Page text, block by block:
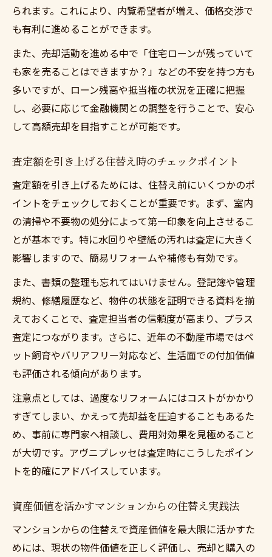
られます。これにより、内覧希望者が増え、価格交渉で
も有利に進めることができます。
また、売却活動を進める中で「住宅ローンが残っていて
も家を売ることはできますか？」などの不安を持つ方も
多いですが、ローン残高や抵当権の状況を正確に把握
し、必要に応じて金融機関との調整を行うことで、安心
して高額売却を目指すことが可能です。
査定額を引き上げる住替え時のチェックポイント
査定額を引き上げるためには、住替え前にいくつかのポ
イントをチェックしておくことが重要です。まず、室内
の清掃や不要物の処分によって第一印象を向上させるこ
とが基本です。特に水回りや壁紙の汚れは査定に大きく
影響しますので、簡易リフォームや補修も有効です。
また、書類の整理も忘れてはいけません。登記簿や管理
規約、修繕履歴など、物件の状態を証明できる資料を揃
えておくことで、査定担当者の信頼度が高まり、プラス
査定につながります。さらに、近年の不動産市場ではペ
ット飼育やバリアフリー対応など、生活面での付加価値
も評価される傾向があります。
注意点としては、過度なリフォームにはコストがかかり
すぎてしまい、かえって売却益を圧迫することもあるた
め、事前に専門家へ相談し、費用対効果を見極めること
が大切です。アヴニプレッセは査定時にこうしたポイン
トを的確にアドバイスしています。
資産価値を活かすマンションからの住替え実践法
マンションからの住替えで資産価値を最大限に活かすた
めには、現状の物件価値を正しく評価し、売却と購入の